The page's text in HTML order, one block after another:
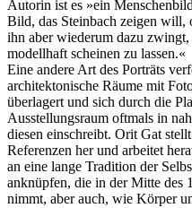
Autorin ist es »ein
Bild, das Steinbach zeigen will,
ihn aber wiederum dazu
modellhaft scheinen zu lassen.«
Eine andere Art des Porträts
architektonische Räume mit
überlagert und sich durch die
Ausstellungsraum oftmals in
diesen einschreibt. Orit Gat
Referenzen her und arbeitet
an eine lange Tradition der
anknüpfen, die in der Mitte des
nimmt, aber auch, wie Körper